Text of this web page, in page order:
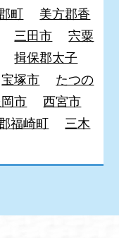
町
美方郡香
三田市
宍粟
揖保郡太子
宝塚市
たつの
市
西宮市
福崎町
三木